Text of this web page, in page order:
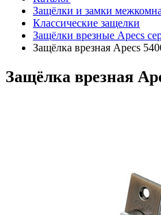
Защёлки и замки
Классические защелки
Защёлки врезные Apecs
Защёлка врезная Apecs
Защёлка врезная